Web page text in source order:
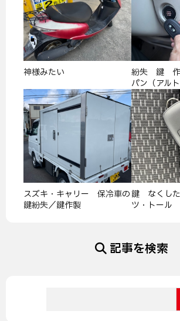
神様みたい
紛失 鍵 作
パン（アルト
スズキ・キャリー 保冷車の
鍵紛失／鍵作製
鍵 なくし
ツ・トール
記事を検索